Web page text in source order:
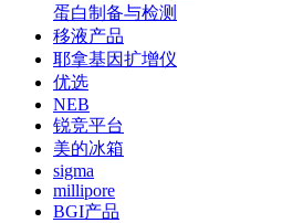
蛋白制备与检测
移液产品
耶拿基因扩增仪
优选
NEB
锐竞平台
美的冰箱
sigma
millipore
BGI产品